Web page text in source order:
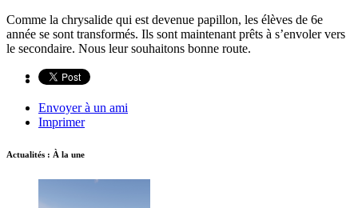
Comme la chrysalide qui est devenue papillon, les élèves de 6e
année se sont transformés. Ils sont maintenant prêts à s’envoler vers
le secondaire. Nous leur souhaitons bonne route.
Envoyer à un ami
Imprimer
Actualités : À la une